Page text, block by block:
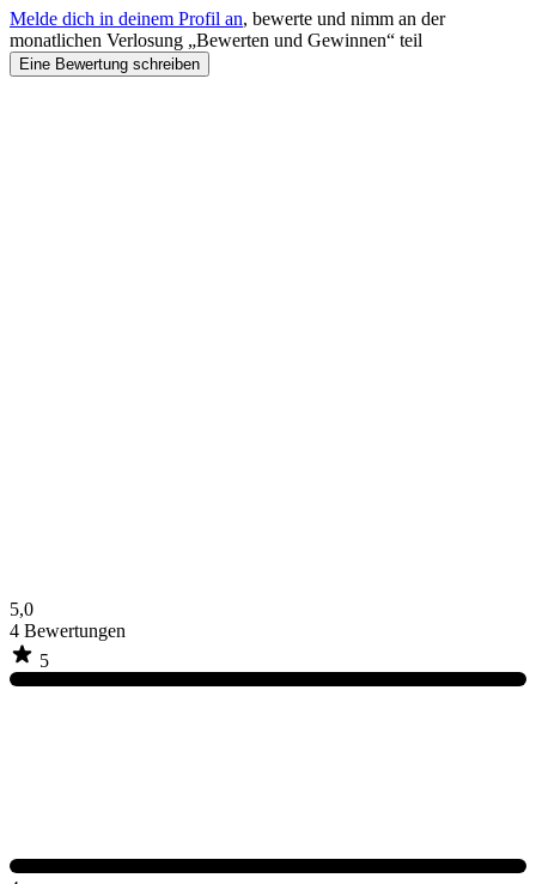
Melde dich in deinem Profil an, bewerte und nimm an der
monatlichen Verlosung „Bewerten und Gewinnen“ teil
Eine Bewertung schreiben
5,0
4 Bewertungen
5